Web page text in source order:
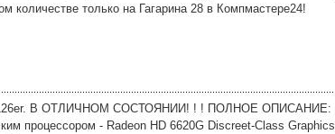
количестве только на Гагарина 28 в Компмастере24!
В ОТЛИЧНОМ СОСТОЯНИИ! ! ! ПОЛНОЕ ОПИСАНИЕ:
процессором - Radeon HD 6620G Discreet-Class